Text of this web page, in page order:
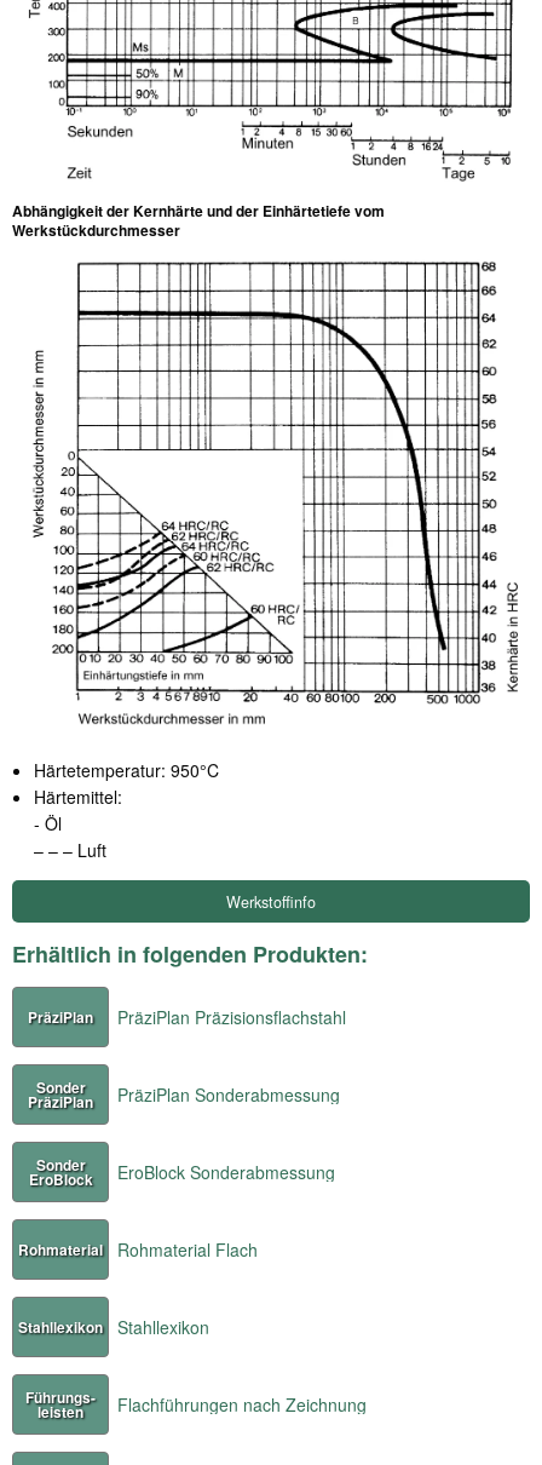
Abhängigkeit der Kernhärte und der Einhärtetiefe vom
Werkstückdurchmesser
Härtetemperatur: 950°C
Härtemittel:
- Öl
– – – Luft
Werkstoffinfo
Erhältlich in folgenden Produkten:
PräziPlan PräziPlan Präzisionsflachstahl
Sonder
PräziPlan PräziPlan Sonderabmessung
Sonder
EroBlock EroBlock Sonderabmessung
Rohmaterial Rohmaterial Flach
Stahllexikon Stahllexikon
Führungs-
leisten Flachführungen nach Zeichnung